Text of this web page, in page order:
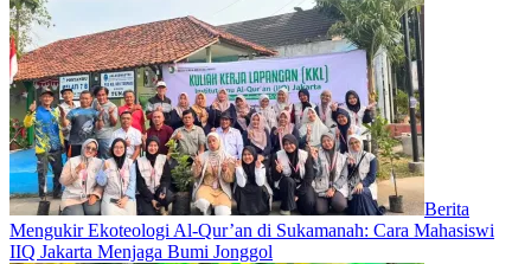
Berita
Mengukir Ekoteologi Al-Qur’an di Sukamanah: Cara Mahasiswi
IIQ Jakarta Menjaga Bumi Jonggol